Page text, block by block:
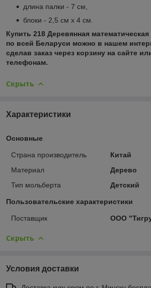
длина палки - 7 см,
блоки - 2,5 см х 4 см.
Купить 218 Деревянная
по всей Беларуси можно в нашем
сделав заказ через корзину на сайте
телефонам.
Скрыть
Характеристики
Основные
Страна производитель
Китай
Материал
Дерево
Тип мольберта
Детский
Пользовательские характеристики
Поставщик ООО
Скрыть
Условия доставки